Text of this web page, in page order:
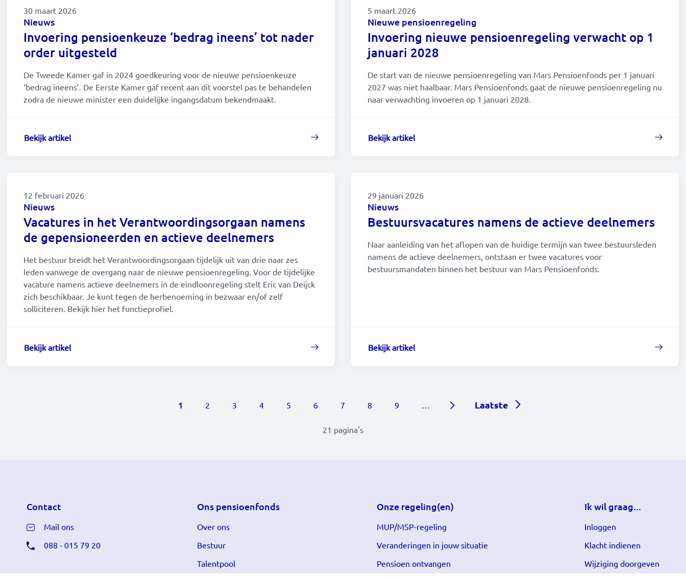
30 maart 2026
Nieuws
Invoering pensioenkeuze ‘bedrag ineens’ tot nader
order uitgesteld
De Tweede Kamer gaf in 2024 goedkeuring voor de nieuwe pensioenkeuze
‘bedrag ineens’. De Eerste Kamer gaf recent aan dit voorstel pas te behandelen
zodra de nieuwe minister een duidelijke ingangsdatum bekendmaakt.
Bekijk artikel
5 maart 2026
Nieuwe pensioenregeling
Invoering nieuwe pensioenregeling verwacht op 1
januari 2028
De start van de nieuwe pensioenregeling van Mars Pensioenfonds per 1 januari
2027 was niet haalbaar. Mars Pensioenfonds gaat de nieuwe pensioenregeling nu
naar verwachting invoeren op 1 januari 2028.
Bekijk artikel
12 februari 2026
Nieuws
Vacatures in het Verantwoordingsorgaan namens
de gepensioneerden en actieve deelnemers
Het bestuur breidt het Verantwoordingsorgaan tijdelijk uit van drie naar zes
leden vanwege de overgang naar de nieuwe pensioenregeling. Voor de tijdelijke
vacature namens actieve deelnemers in de eindloonregeling stelt Eric van Deijck
zich beschikbaar. Je kunt tegen de herbenoeming in bezwaar en/of zelf
solliciteren. Bekijk hier het functieprofiel.
Bekijk artikel
29 januari 2026
Nieuws
Bestuursvacatures namens de actieve deelnemers
Naar aanleiding van het aflopen van de huidige termijn van twee bestuursleden
namens de actieve deelnemers, ontstaan er twee vacatures voor
bestuursmandaten binnen het bestuur van Mars Pensioenfonds.
Bekijk artikel
Huidige pagina
1 Page
2 Page
3 Page
4 Page
5 Page
6 Page
7 Page
8 Page
9 … Laatste pagina
Laatste
21 pagina's
Contact
Mail ons
088 - 015 79 20
Ons pensioenfonds
Over ons
Bestuur
Talentpool
Onze regeling(en)
MUP/MSP-regeling
Veranderingen in jouw situatie
Pensioen ontvangen
Ik wil graag...
Inloggen
Klacht indienen
Wijziging doorgeven